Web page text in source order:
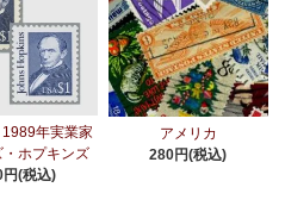
年実業家
・ホプキンズ
円(税込)
アメリカ
280円(税込)